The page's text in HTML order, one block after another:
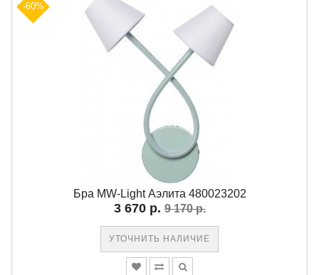
-60%
Бра MW-Light Аэлита 480023202
3 670 р. 9 170 р.
УТОЧНИТЬ НАЛИЧИЕ